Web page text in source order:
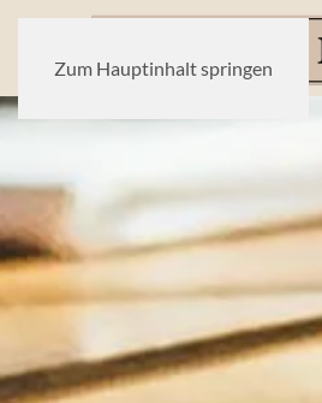
Zum Hauptinhalt springen